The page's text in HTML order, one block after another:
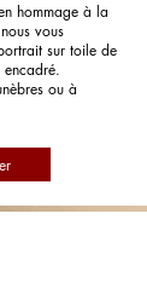
hommage à la
vous
sur toile de
encadré.
ou à